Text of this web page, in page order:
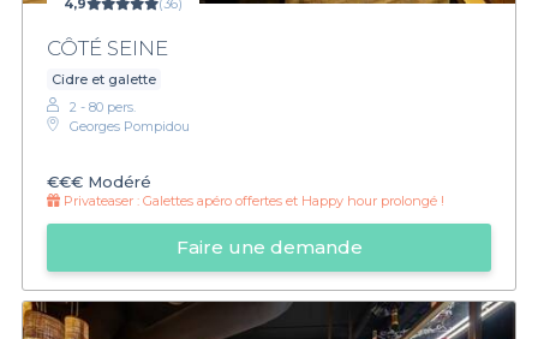
4,9 (36)
CÔTÉ SEINE
Cidre et galette
2 - 80 pers.
Georges Pompidou
€€€ Modéré
Privateaser : Galettes apéro offertes et Happy hour prolongé !
Faire une demande